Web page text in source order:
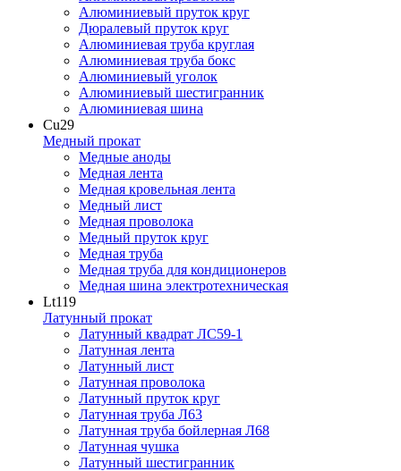
Алюминиевый пруток круг
Дюралевый пруток круг
Алюминиевая труба круглая
Алюминиевая труба бокс
Алюминиевый уголок
Алюминиевый шестигранник
Алюминиевая шина
Cu29
Медный прокат
Медные аноды
Медная лента
Медная кровельная лента
Медный лист
Медная проволока
Медный пруток круг
Медная труба
Медная труба для кондиционеров
Медная шина электротехническая
Lt119
Латунный прокат
Латунный квадрат ЛС59-1
Латунная лента
Латунный лист
Латунная проволока
Латунный пруток круг
Латунная труба Л63
Латунная труба бойлерная Л68
Латунная чушка
Латунный шестигранник